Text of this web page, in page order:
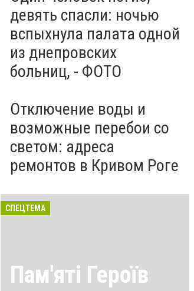
девять спасли: ночью
вспыхнула палата одной
из днепровских
больниц, - ФОТО
Отключение воды и
возможные перебои со
светом: адреса
ремонтов в Кривом Роге
СПЕЦТЕМА
Пам'яті Героїв